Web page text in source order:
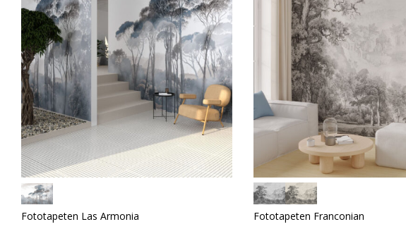
Fototapeten Las Armonia Fototapeten Franconian